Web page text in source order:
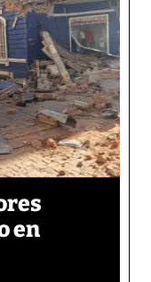
en